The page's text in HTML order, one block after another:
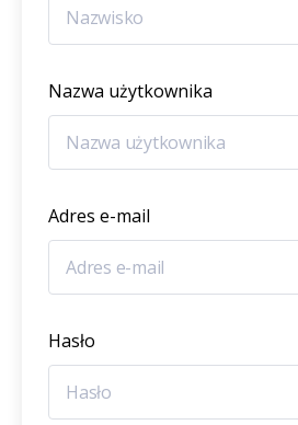
Nazwa użytkownika
Adres e-mail
Hasło